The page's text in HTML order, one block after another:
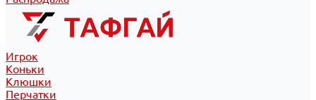
Игрок
Коньки
Клюшки
Перчатки